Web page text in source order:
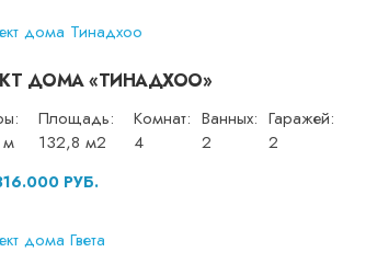
ДОМА «ТИНАДХОО»
м
Площадь:
132,8 м2
Комнат:
4
Ванных:
2
Гаражей:
2
РУБ.